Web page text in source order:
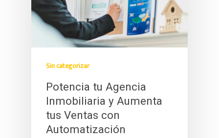
Sin categorizar
Potencia tu Agencia
Inmobiliaria y Aumenta
tus Ventas con
Automatización